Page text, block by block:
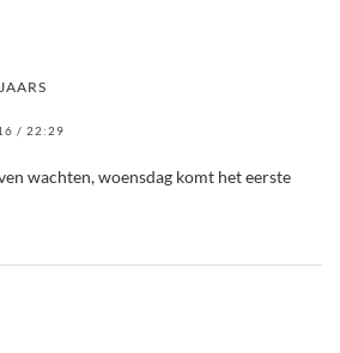
/ 22:29
wachten, woensdag komt het eerste